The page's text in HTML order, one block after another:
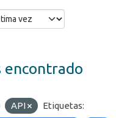
encontrado
API
Etiquetas: